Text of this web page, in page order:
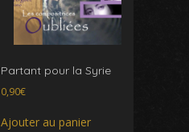
Partant pour la Syrie
0,90€
Ajouter au panier